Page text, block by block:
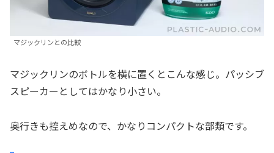
マジックリンとの比較
マジックリンのボトルを横に置くとこんな感じ。パッシブ
スピーカーとしてはかなり小さい。
奥行きも控えめなので、かなりコンパクトな部類です。